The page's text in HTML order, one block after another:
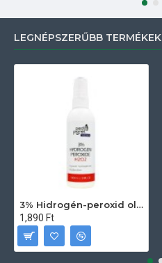
LEGNÉPSZERŰBB TERMÉKEK
3% Hidrogén-peroxid oldat (sebfertőtlenítő) 100ml
1,890 Ft